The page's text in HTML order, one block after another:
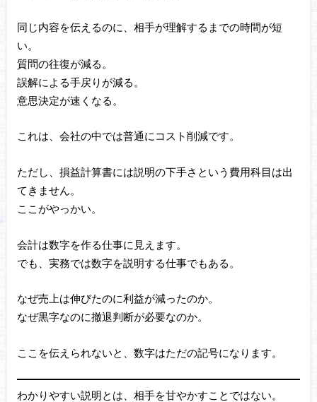
同じ内容を伝えるのに、相手が理解するまでの時間が短
い。
質問の往復が減る。
誤解による手戻りが減る。
意思決定が速くなる。
これは、会社の中では普通にコスト削減です。
ただし、損益計算書には説明の下手さという費用科目は出
てきません。
ここがやっかい。
会計は数字を作る仕事に見えます。
でも、実務では数字を説明する仕事でもある。
なぜ売上は伸びたのに利益が減ったのか。
なぜ黒字なのに撤退判断が必要なのか。
ここを伝えられないと、数字はただの記号になります。
わかりやすい説明とは、相手を甘やかすことではない。